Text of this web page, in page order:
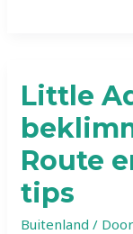
Cochem?
Route
en
belangrijkste
tips
Little
Route
tips
Buitenland /